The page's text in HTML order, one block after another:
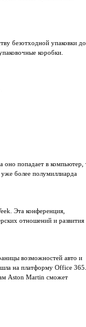
безотходной упаковки до
коробки.
оно попадает в компьютер,
уже более полумиллиарда
Эта конференция,
отношений и развития
возможностей авто и
на платформу Office 365.
Aston Martin сможет